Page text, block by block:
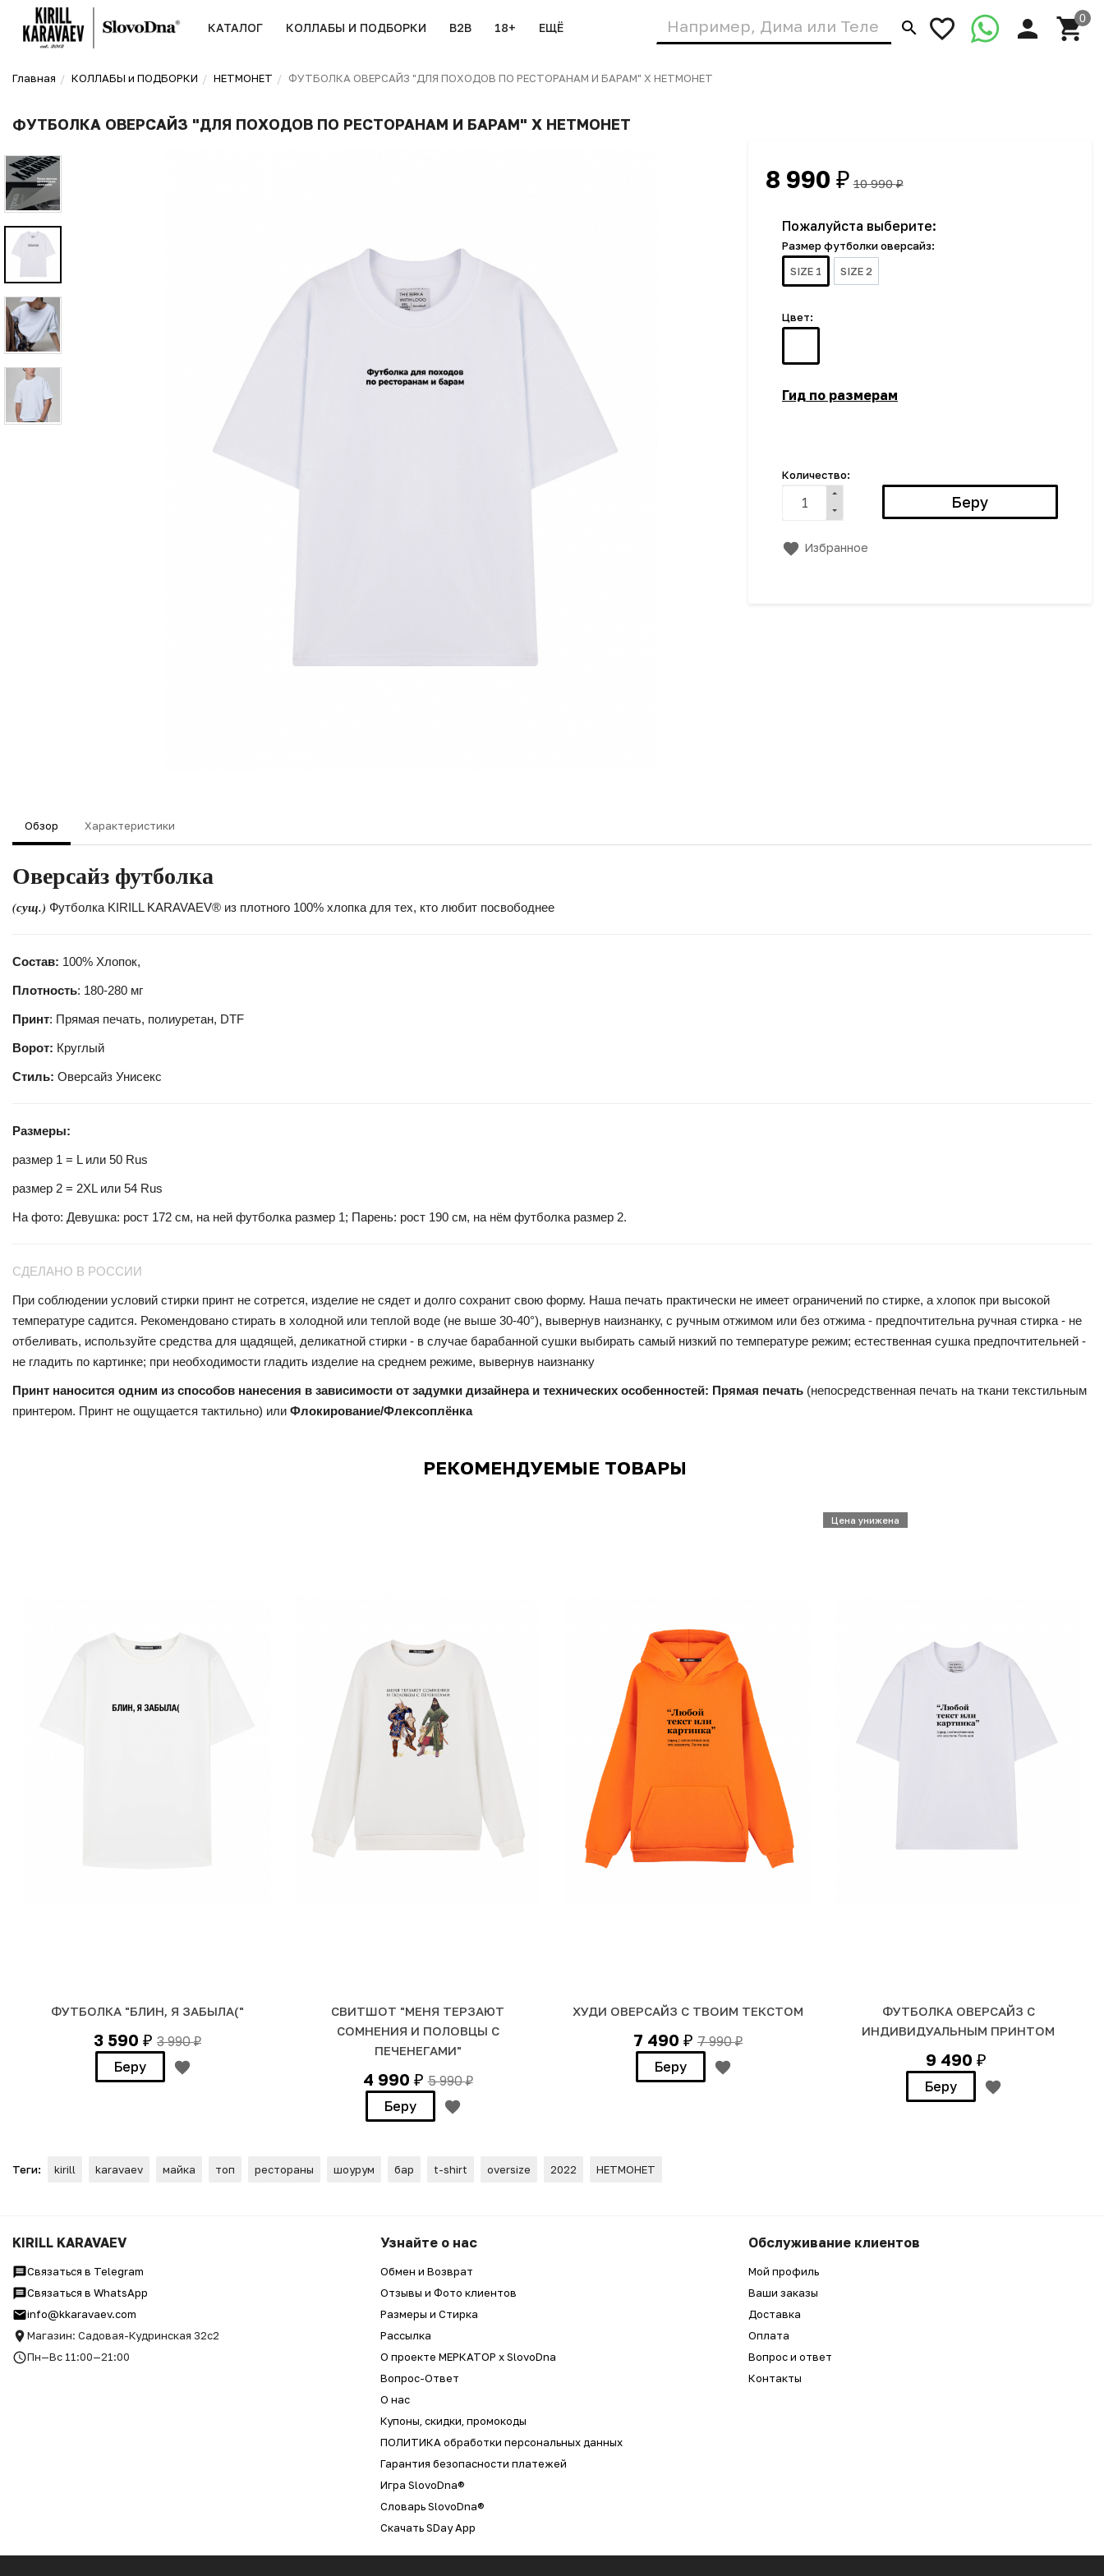
КАТАЛОГ КОЛЛАБЫ И ПОДБОРКИ B2B 18+ ЕЩЁ
Главная КОЛЛАБЫ и ПОДБОРКИ НЕТМОНЕТ ФУТБОЛКА ОВЕРСАЙЗ "ДЛЯ ПОХОДОВ ПО РЕСТОРАНАМ И БАРАМ" Х НЕТМОНЕТ
ФУТБОЛКА ОВЕРСАЙЗ "ДЛЯ ПОХОДОВ ПО РЕСТОРАНАМ И БАРАМ" Х НЕТМОНЕТ
8 990 ₽ 10 990₽
Пожалуйста выберите:
Размер футболки оверсайз:
SIZE 1
SIZE 2
Цвет:
Гид по размерам
Количество:
Избранное
Обзор Характеристики
Оверсайз футболка
(сущ.) Футболка KIRILL KARAVAEV® из плотного 100% хлопка для тех, кто любит посвободнее
Состав: 100% Хлопок,
Плотность: 180-280 мг
Принт: Прямая печать, полиуретан, DTF
Ворот: Круглый
Стиль: Оверсайз Унисекс
Размеры:
размер 1 = L или 50 Rus
размер 2 = 2XL или 54 Rus
На фото: Девушка: рост 172 см, на ней футболка размер 1; Парень: рост 190 см, на нём футболка размер 2.
СДЕЛАНО В РОССИИ
При соблюдении условий стирки принт не сотрется, изделие не сядет и долго сохранит свою форму. Наша печать практически не имеет ограничений по стирке, а хлопок при высокой
температуре садится. Рекомендовано стирать в холодной или теплой воде (не выше 30-40°), вывернув наизнанку, с ручным отжимом или без отжима - предпочтительна ручная стирка - не
отбеливать, используйте средства для щадящей, деликатной стирки - в случае барабанной сушки выбирать самый низкий по температуре режим; естественная сушка предпочтительней -
не гладить по картинке; при необходимости гладить изделие на среднем режиме, вывернув наизнанку
Принт наносится одним из способов нанесения в зависимости от задумки дизайнера и технических особенностей: Прямая печать (непосредственная печать на ткани текстильным
принтером. Принт не ощущается тактильно) или Флокирование/Флексоплёнка
РЕКОМЕНДУЕМЫЕ ТОВАРЫ
ФУТБОЛКА "БЛИН, Я ЗАБЫЛА("
3 590 ₽ 3 990₽
Беру
СВИТШОТ "МЕНЯ ТЕРЗАЮТ
СОМНЕНИЯ И ПОЛОВЦЫ С
ПЕЧЕНЕГАМИ"
4 990 ₽ 5 990₽
Беру
ХУДИ ОВЕРСАЙЗ С ТВОИМ ТЕКСТОМ
7 490 ₽ 7 990₽
Беру
ФУТБОЛКА ОВЕРСАЙЗ С
ИНДИВИДУАЛЬНЫМ ПРИНТОМ
9 490 ₽
Беру
Цена унижена
Теги: kirill karavaev майка топ рестораны шоурум бар t-shirt oversize 2022 НЕТМОНЕТ
БАРАМ" Х НЕТМОНЕТ
KIRILL KARAVAEV
Связаться в Telegram
Связаться в WhatsApp
info@kkaravaev.com
Магазин: Садовая-Кудринская 32с2
Пн—Вс 11:00—21:00
Узнайте о нас
Обмен и Возврат
Отзывы и Фото клиентов
Размеры и Стирка
Рассылка
О проекте МЕРКАТОР x SlovoDna
Вопрос-Ответ
О нас
Купоны, скидки, промокоды
ПОЛИТИКА обработки персональных данных
Гарантия безопасности платежей
Игра SlovoDna®
Словарь SlovoDna®
Скачать SDay App
Обслуживание клиентов
Мой профиль
Ваши заказы
Доставка
Оплата
Вопрос и ответ
Контакты